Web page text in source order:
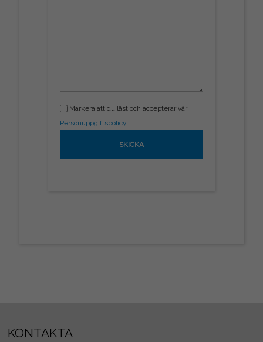
Markera att du läst och accepterar vår
Personuppgiftspolicy.
KONTAKTA